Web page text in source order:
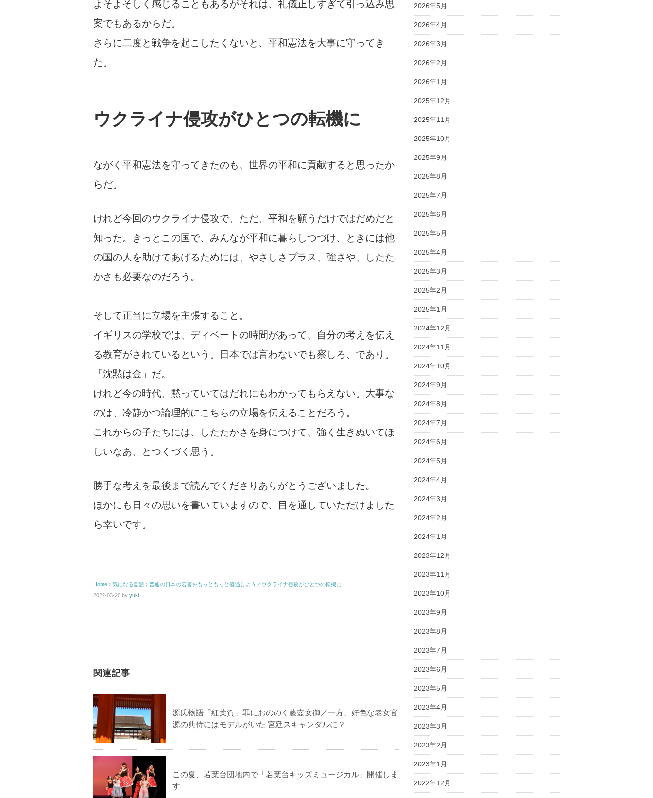
よそよそしく感じることもあるがそれは、礼儀正しすぎて引っ込み思
案でもあるからだ。
さらに二度と戦争を起こしたくないと、平和憲法を大事に守ってき
た。
ウクライナ侵攻がひとつの転機に
ながく平和憲法を守ってきたのも、世界の平和に貢献すると思ったか
らだ。
けれど今回のウクライナ侵攻で、ただ、平和を願うだけではだめだと
知った。きっとこの国で、みんなが平和に暮らしつづけ、ときには他
の国の人を助けてあげるためには、やさしさプラス、強さや、したた
かさも必要なのだろう。
そして正当に立場を主張すること。
イギリスの学校では、ディベートの時間があって、自分の考えを伝え
る教育がされているという。日本では言わないでも察しろ、であり。
「沈黙は金」だ。
けれど今の時代、黙っていてはだれにもわかってもらえない。大事な
のは、冷静かつ論理的にこちらの立場を伝えることだろう。
これからの子たちには、したたかさを身につけて、強く生きぬいてほ
しいなあ、とつくづく思う。
勝手な考えを最後まで読んでくださりありがとうございました。
ほかにも日々の思いを書いていますので、目を通していただけました
ら幸いです。
Home › 気になる話題 › 普通の日本の若者をもっともっと優遇しよう／ウクライナ侵攻がひとつの転機に
2022-03-20 by yuki
関連記事
源氏物語「紅葉賀」罪におののく藤壺女御／一方、好色な老女官
源の典侍にはモデルがいた 宮廷スキャンダルに？
この夏、若葉台団地内で「若葉台キッズミュージカル」開催しま
す
2026年5月
2026年4月
2026年3月
2026年2月
2026年1月
2025年12月
2025年11月
2025年10月
2025年9月
2025年8月
2025年7月
2025年6月
2025年5月
2025年4月
2025年3月
2025年2月
2025年1月
2024年12月
2024年11月
2024年10月
2024年9月
2024年8月
2024年7月
2024年6月
2024年5月
2024年4月
2024年3月
2024年2月
2024年1月
2023年12月
2023年11月
2023年10月
2023年9月
2023年8月
2023年7月
2023年6月
2023年5月
2023年4月
2023年3月
2023年2月
2023年1月
2022年12月